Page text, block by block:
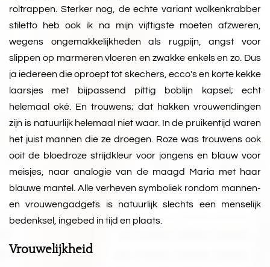
roltrappen. Sterker nog, de echte variant wolkenkrabber
stiletto heb ook ik na mijn vijftigste moeten afzweren,
wegens ongemakkelijkheden als rugpijn, angst voor
slippen op marmeren vloeren en zwakke enkels en zo. Dus
ja iedereen die oproept tot skechers, ecco's en korte kekke
laarsjes met bijpassend pittig boblijn kapsel; echt
helemaal oké. En trouwens; dat hakken vrouwendingen
zijn is natuurlijk helemaal niet waar. In de pruikentijd waren
het juist mannen die ze droegen. Roze was trouwens ook
ooit de bloedroze strijdkleur voor jongens en blauw voor
meisjes, naar analogie van de maagd Maria met haar
blauwe mantel. Alle verheven symboliek rondom mannen-
en vrouwengadgets is natuurlijk slechts een menselijk
bedenksel, ingebed in tijd en plaats.
Vrouwelijkheid